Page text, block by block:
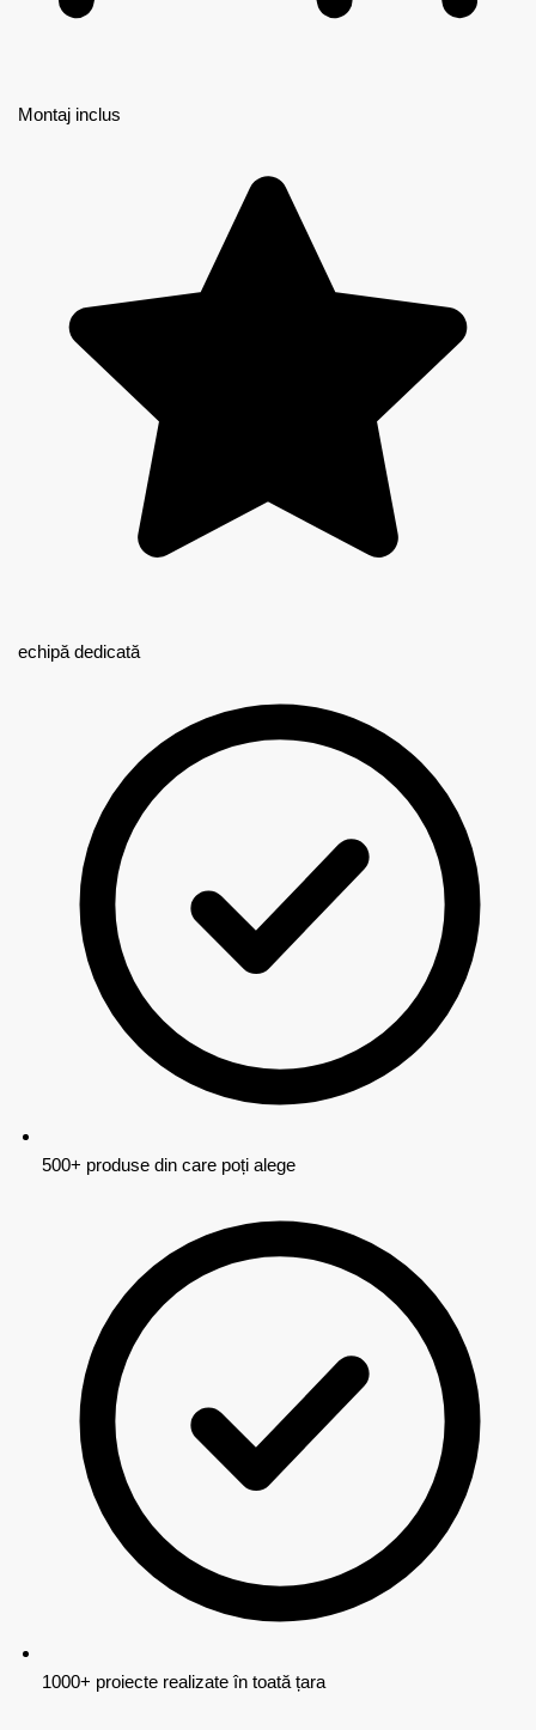
Montaj inclus
echipă dedicată
500+ produse din care poți alege
1000+ proiecte realizate în toată țara